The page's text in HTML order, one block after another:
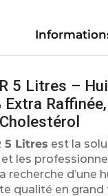
5 Litres –
Extra
5 Litres est la
les
recherche d’une
qualité en